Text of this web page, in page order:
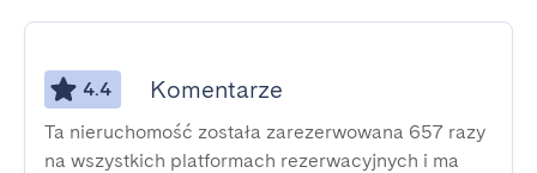
4.4 Komentarze
Ta nieruchomość została zarezerwowana 657 razy
na wszystkich platformach rezerwacyjnych i ma